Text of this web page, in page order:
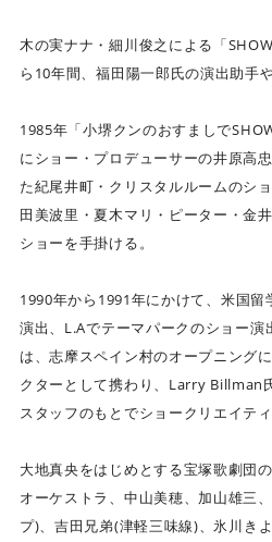
木の実ナナ・細川俊之による「
ら10年間、福田陽一郎氏の演出助手
1985年「小堺クンのおすましで
にショー・プロデューサーの井原高
た紀尾井町・クリスタルルームのシ
田美波里・夏木マリ・ピーター・金
ショーを手掛ける。
1990年から1991年にかけて、米国留
演出、L.Aでテーマパークのショー
は、志摩スペイン村のオープニング
クターとして携わり、Larry Billman
スタッフのもとでショークリエイテ
大地真央をはじめとする宝塚歌劇団
オーケストラ、中山美穂、加山雄三
プ)、吉田兄弟(津軽三味線)、氷川き